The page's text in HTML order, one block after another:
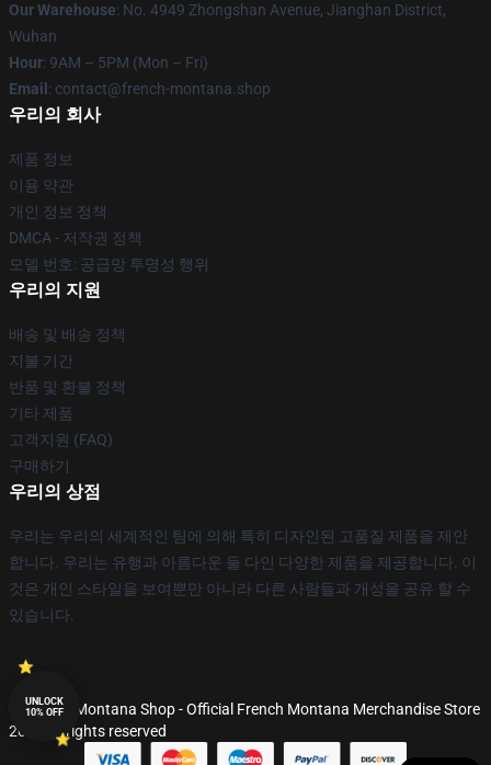
Our Warehouse: No. 4949 Zhongshan Avenue, Jianghan District,
Wuhan
Hour: 9AM – 5PM (Mon – Fri)
Email : contact@french-montana.shop
우리의 회사
제품 정보
이용 약관
개인 정보 정책
DMCA - 저작권 정책
모델 번호: 공급망 투명성 행위
우리의 지원
배송 및 배송 정책
지불 기간
반품 및 환불 정책
기타 제품
고객지원 (FAQ)
구매하기
우리의 상점
우리는 우리의 세계적인 팀에 의해 특히 디자인된 고품질 제품을 제안
합니다. 우리는 유행과 아름다운 둘 다인 다양한 제품을 제공합니다. 이
것은 개인 스타일을 보여뿐만 아니라 다른 사람들과 개성을 공유 할 수
있습니다.
© French Montana Shop - Official French Montana Merchandise Store
2026 all rights reserved
UNLOCK
10% OFF